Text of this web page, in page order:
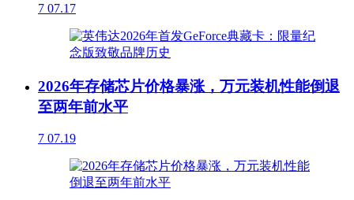
7 07.17
2026年存储芯片价格暴涨，万元装机性能倒退
至两年前水平
7 07.19